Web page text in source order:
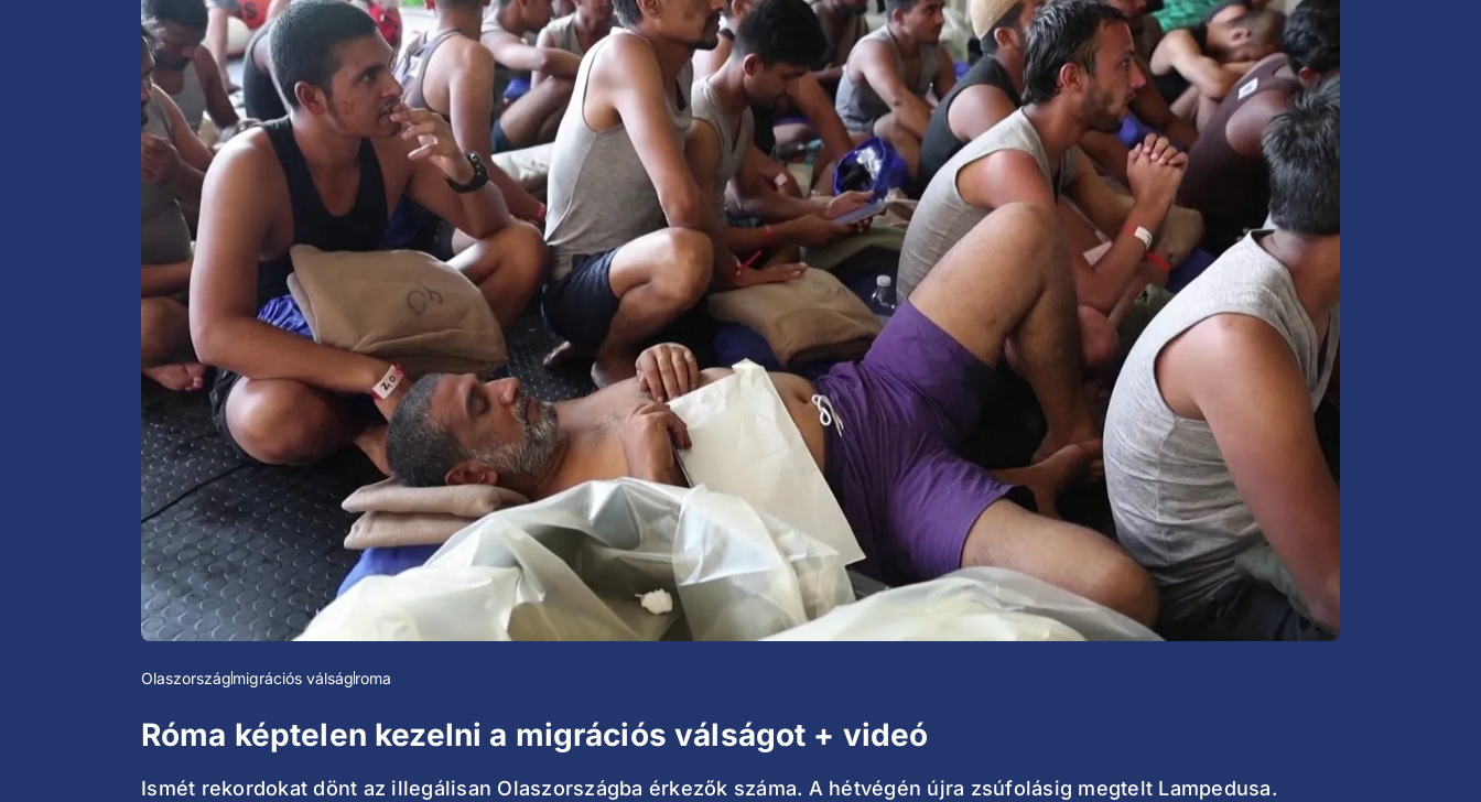
Olaszországmigrációs válságroma
Róma képtelen kezelni a migrációs válságot + videó
Ismét rekordokat dönt az illegálisan Olaszországba érkezők száma. A hétvégén újra zsúfolásig megtelt Lampedusa.